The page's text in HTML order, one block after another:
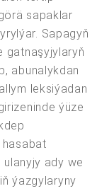
sapaklar
Sapagyň
gatnaşyjylaryň
abunalykdan
leksiýadan
ýüze
ulanyjy ady we
ýazgylaryny